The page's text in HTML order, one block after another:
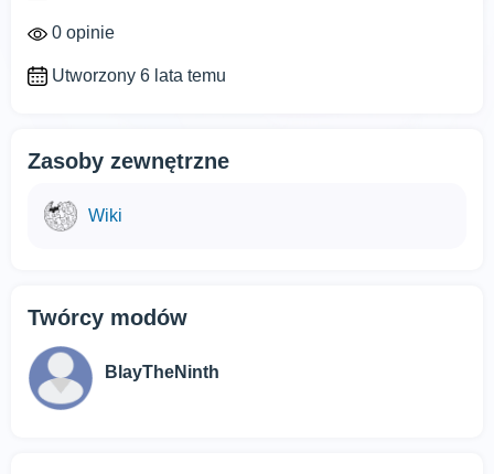
0 opinie
Utworzony 6 lata temu
Zasoby zewnętrzne
Wiki
Twórcy modów
BlayTheNinth